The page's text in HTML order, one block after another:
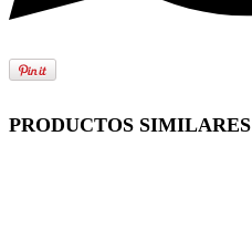
PRODUCTOS SIMILARES